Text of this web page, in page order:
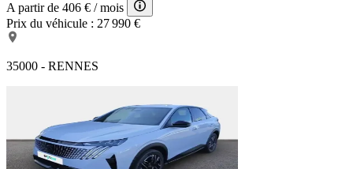
A partir de 406 € / mois
Prix du véhicule : 27 990 €
35000 - RENNES